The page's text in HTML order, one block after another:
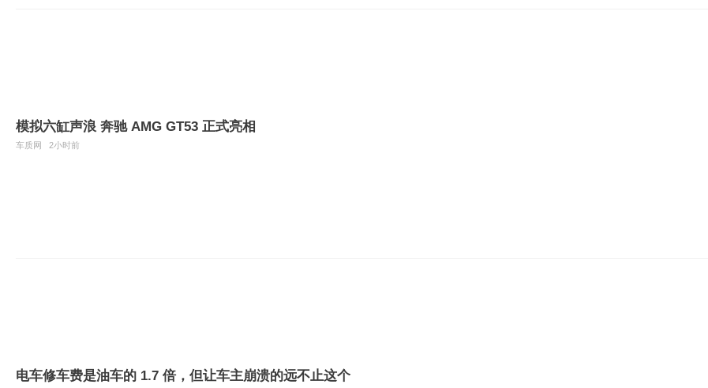
模拟六缸声浪 奔驰 AMG GT53 正式亮相
车质网 2小时前
电车修车费是油车的 1.7 倍，但让车主崩溃的远不止这个